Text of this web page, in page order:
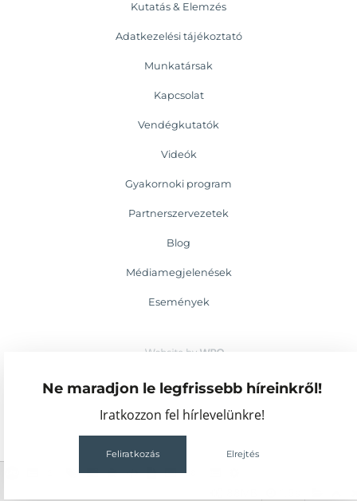
Ne maradjon le legfrissebb híreinkről!
Iratkozzon fel hírlevelünkre!
Feliratkozás Elrejtés
Kutatás & Elemzés
Adatkezelési tájékoztató
Munkatársak
Kapcsolat
Vendégkutatók
Videók
Gyakornoki program
Partnerszervezetek
Blog
Médiamegjelenések
Események
68